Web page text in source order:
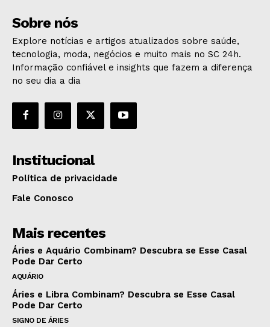
Sobre nós
Explore notícias e artigos atualizados sobre saúde,
tecnologia, moda, negócios e muito mais no SC 24h.
Informação confiável e insights que fazem a diferença
no seu dia a dia
Institucional
Política de privacidade
Fale Conosco
Mais recentes
Áries e Aquário Combinam? Descubra se Esse Casal
Pode Dar Certo
AQUÁRIO
Áries e Libra Combinam? Descubra se Esse Casal
Pode Dar Certo
SIGNO DE ÁRIES